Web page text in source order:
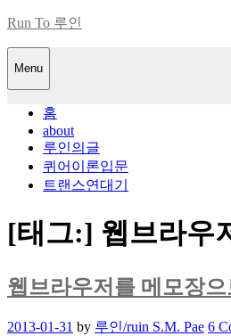
Skip
content
Run To 루인
Menu
홈
about
루인의글
퀴어이론입문
트랜스연대기
[태그:] 웹브라우
웹브라우저를 메모장으
Posted
2013-01-31 by 루인/ruin S.M. Pae 6